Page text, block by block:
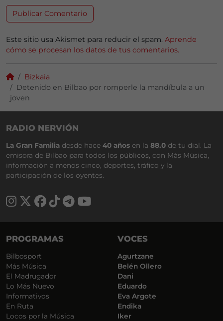
Este sitio usa Akismet para reducir el spam. Aprende
cómo se procesan los datos de tus comentarios.
Bizkaia
Detenido en Bilbao por romperle la mandíbula a un
joven
RADIO NERVIÓN
La Gran Familia desde hace 40 años en la 88.0 de tu dial. La
emisora de Bilbao para todos los públicos, con Más Música,
información a menos cinco, deportes, tráfico y la
participación de los oyentes.
PROGRAMAS
Bilbosport
Más Música
El Madrugador
Lo Más Nuevo
Informativos
En Ruta
Locos por la Música
VOCES
Agurtzane
Belén Ollero
Dani
Eduardo
Eva Argote
Endika
Iker